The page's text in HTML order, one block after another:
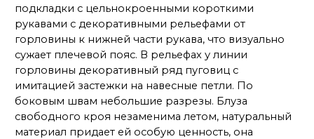
подкладки с цельнокроенными короткими
рукавами с декоративными рельефами от
горловины к нижней части рукава, что визуально
сужает плечевой пояс. В рельефах у линии
горловины декоративный ряд пуговиц с
имитацией застежки на навесные петли. По
боковым швам небольшие разрезы. Блуза
свободного кроя незаменима летом, натуральный
материал придает ей особую ценность, она